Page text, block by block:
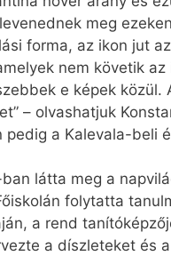
meg
forma, az ikon jut
nem követik
e képek közül.
– olvashatjuk
a Kalevala-beli
látta meg a
folytatta
a rend
a díszleteket és